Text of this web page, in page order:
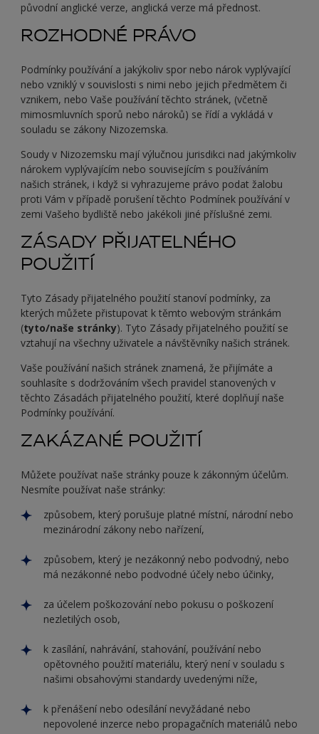
původní anglické verze, anglická verze má přednost.
ROZHODNÉ PRÁVO
Podmínky používání a jakýkoliv spor nebo nárok vyplývající
nebo vzniklý v souvislosti s nimi nebo jejich předmětem či
vznikem, nebo Vaše používání těchto stránek, (včetně
mimosmluvních sporů nebo nároků) se řídí a vykládá v
souladu se zákony Nizozemska.
Soudy v Nizozemsku mají výlučnou jurisdikci nad jakýmkoliv
nárokem vyplývajícím nebo souvisejícím s používáním
našich stránek, i když si vyhrazujeme právo podat žalobu
proti Vám v případě porušení těchto Podmínek používání v
zemi Vašeho bydliště nebo jakékoli jiné příslušné zemi.
ZÁSADY PŘIJATELNÉHO
POUŽITÍ
Tyto Zásady přijatelného použití stanoví podmínky, za
kterých můžete přistupovat k těmto webovým stránkám
(tyto/naše stránky). Tyto Zásady přijatelného použití se
vztahují na všechny uživatele a návštěvníky našich stránek.
Vaše používání našich stránek znamená, že přijímáte a
souhlasíte s dodržováním všech pravidel stanovených v
těchto Zásadách přijatelného použití, které doplňují naše
Podmínky používání.
ZAKÁZANÉ POUŽITÍ
Můžete používat naše stránky pouze k zákonným účelům.
Nesmíte používat naše stránky:
způsobem, který porušuje platné místní, národní nebo
mezinárodní zákony nebo nařízení,
způsobem, který je nezákonný nebo podvodný, nebo
má nezákonné nebo podvodné účely nebo účinky,
za účelem poškozování nebo pokusu o poškození
nezletilých osob,
k zasílání, nahrávání, stahování, používání nebo
opětovného použití materiálu, který není v souladu s
našimi obsahovými standardy uvedenými níže,
k přenášení nebo odesílání nevyžádané nebo
nepovolené inzerce nebo propagačních materiálů nebo